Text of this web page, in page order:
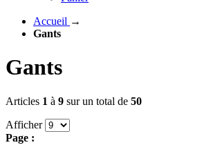
Accueil →
Gants
Gants
Articles 1 à 9 sur un total de 50
Afficher
Page :